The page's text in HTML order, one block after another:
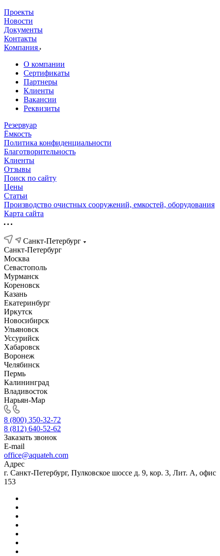
Проекты
Новости
Документы
Контакты
Компания
О компании
Сертификаты
Партнеры
Клиенты
Вакансии
Реквизиты
Резервуар
Ёмкость
Политика конфиденциальности
Благотворительность
Клиенты
Отзывы
Поиск по сайту
Цены
Статьи
Производство очистных сооружений, емкостей, оборудования
Карта сайта
Санкт-Петербург
Санкт-Петербург
Москва
Севастополь
Мурманск
Кореновск
Казань
Екатеринбург
Иркутск
Новосибирск
Ульяновск
Уссурийск
Хабаровск
Воронеж
Челябинск
Пермь
Калининград
Владивосток
Нарьян-Мар
8 (800) 350-32-72
8 (812) 640-52-62
Заказать звонок
E-mail
office@aquateh.com
Адрес
г. Санкт-Петербург, Пулковское шоссе д. 9, кор. 3, Лит. А, офис
153